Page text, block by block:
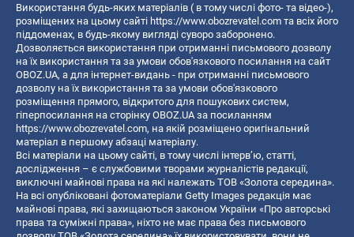
Використання будь-яких матеріалів ( в тому числі фото- та відео-),
розміщених на цьому сайті https://www.obozrevatel.com та всіх його
піддоменах, в будь-якому вигляді суворо заборонено.
Дозволяється використання при отриманні письмового дозволу
на їх використання та за умови обов'язкового посилання на сайт
OBOZ.UA, а для інтернет-видань - при отриманні письмового
дозволу на їх використання та за умови обов'язкового
розміщення прямого, відкритого для пошукових систем,
гіперпосилання на сторінку OBOZ.UA за посиланням
https://www.obozrevatel.com, на якій розміщено оригінальний
матеріал в першому абзаці матеріалу.
Всі матеріали на цьому сайті, в тому числі інтерв’ю, статті,
дослідження – є службовими творами журналістів редакції,
виключні майнові права на які належать ТОВ «Золота середина».
На всі опубліковані фотоматеріали Getty Images редакція має
майнові права, які захищаються законом України «Про авторські
права та суміжні права», ніхто не має права без письмового